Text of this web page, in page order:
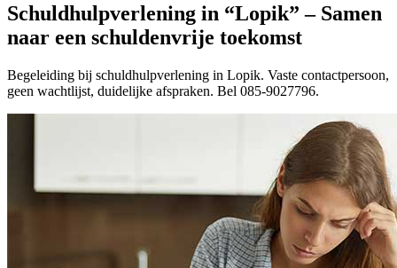
Schuldhulpverlening in “Lopik” – Samen
naar een schuldenvrije toekomst
Begeleiding bij schuldhulpverlening in Lopik. Vaste contactpersoon,
geen wachtlijst, duidelijke afspraken. Bel 085-9027796.